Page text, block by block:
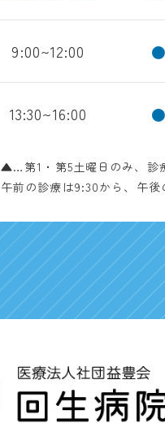
9:00~12:00 ●
13:30~16:00 ●
▲…第1・第5土曜日のみ、診
午前の診療は9:30から、午後